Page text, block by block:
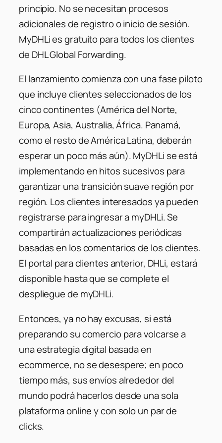
principio. No se necesitan procesos
adicionales de registro o inicio de sesión.
MyDHLi es gratuito para todos los clientes
de DHL Global Forwarding.
El lanzamiento comienza con una fase piloto
que incluye clientes seleccionados de los
cinco continentes (América del Norte,
Europa, Asia, Australia, África. Panamá,
como el resto de América Latina, deberán
esperar un poco más aún). MyDHLi se está
implementando en hitos sucesivos para
garantizar una transición suave región por
región. Los clientes interesados ya ​​pueden
registrarse para ingresar a myDHLi. Se
compartirán actualizaciones periódicas
basadas en los comentarios de los clientes.
El portal para clientes anterior, DHLi, estará
disponible hasta que se complete el
despliegue de myDHLi.
Entonces, ya no hay excusas, si está
preparando su comercio para volcarse a
una estrategia digital basada en
ecommerce, no se desespere; en poco
tiempo más, sus envíos alrededor del
mundo podrá hacerlos desde una sola
plataforma online y con solo un par de
clicks.